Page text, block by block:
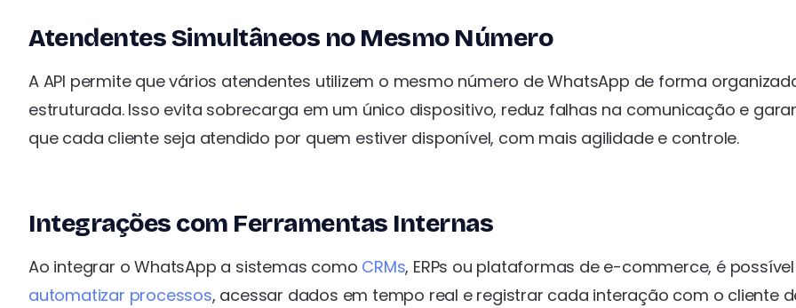
Atendentes Simultâneos no Mesmo Número
A API permite que vários atendentes utilizem o mesmo número de WhatsApp de forma
estruturada. Isso evita sobrecarga em um único dispositivo, reduz falhas na comunicação e
que cada cliente seja atendido por quem estiver disponível, com mais agilidade e controle.
Integrações com Ferramentas Internas
Ao integrar o WhatsApp a sistemas como CRMs, ERPs ou plataformas de e-commerce, é possível
automatizar processos, acessar dados em tempo real e registrar cada interação com o cliente